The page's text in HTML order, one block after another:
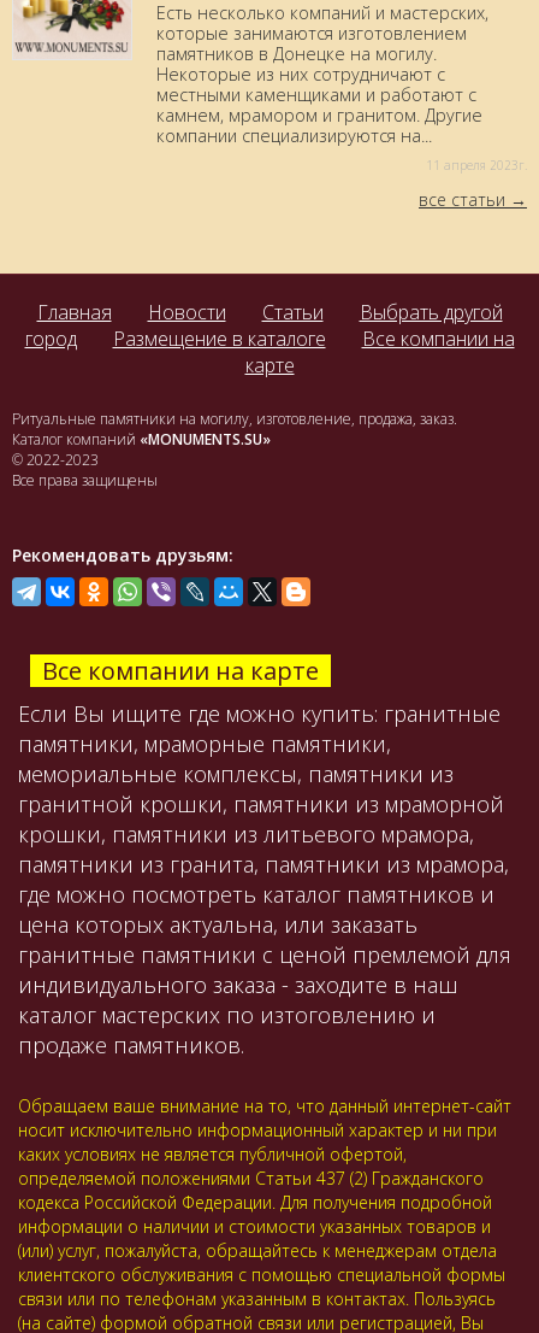
Есть несколько компаний и мастерских,
которые занимаются изготовлением
памятников в Донецке на могилу.
Некоторые из них сотрудничают с
местными каменщиками и работают с
камнем, мрамором и гранитом. Другие
компании специализируются на...
11 aпреля 2023г.
все статьи
Главная Новости Статьи
Выбрать другой
город
Размещение в каталоге
Все компании на
карте
Ритуальные памятники на могилу, изготовление, продажа, заказ.
Каталог компаний «MONUMENTS.SU»
© 2022-2023
Все права защищены
Рекомендовать друзьям:
Все компании на карте
Если Вы ищите где можно купить: гранитные
памятники, мраморные памятники,
мемориальные комплексы, памятники из
гранитной крошки, памятники из мраморной
крошки, памятники из литьевого мрамора,
памятники из гранита, памятники из мрамора,
где можно посмотреть каталог памятников и
цена которых актуальна, или заказать
гранитные памятники с ценой премлемой для
индивидуального заказа - заходите в наш
каталог мастерских по изтоговлению и
продаже памятников.
Обращаем ваше внимание на то, что данный интернет-сайт
носит исключительно информационный характер и ни при
каких условиях не является публичной офертой,
определяемой положениями Статьи 437 (2) Гражданского
кодекса Российской Федерации. Для получения подробной
информации о наличии и стоимости указанных товаров и
(или) услуг, пожалуйста, обращайтесь к менеджерам отдела
клиентского обслуживания с помощью специальной формы
связи или по телефонам указанным в контактах. Пользуясь
(на сайте) формой обратной связи или регистрацией, Вы